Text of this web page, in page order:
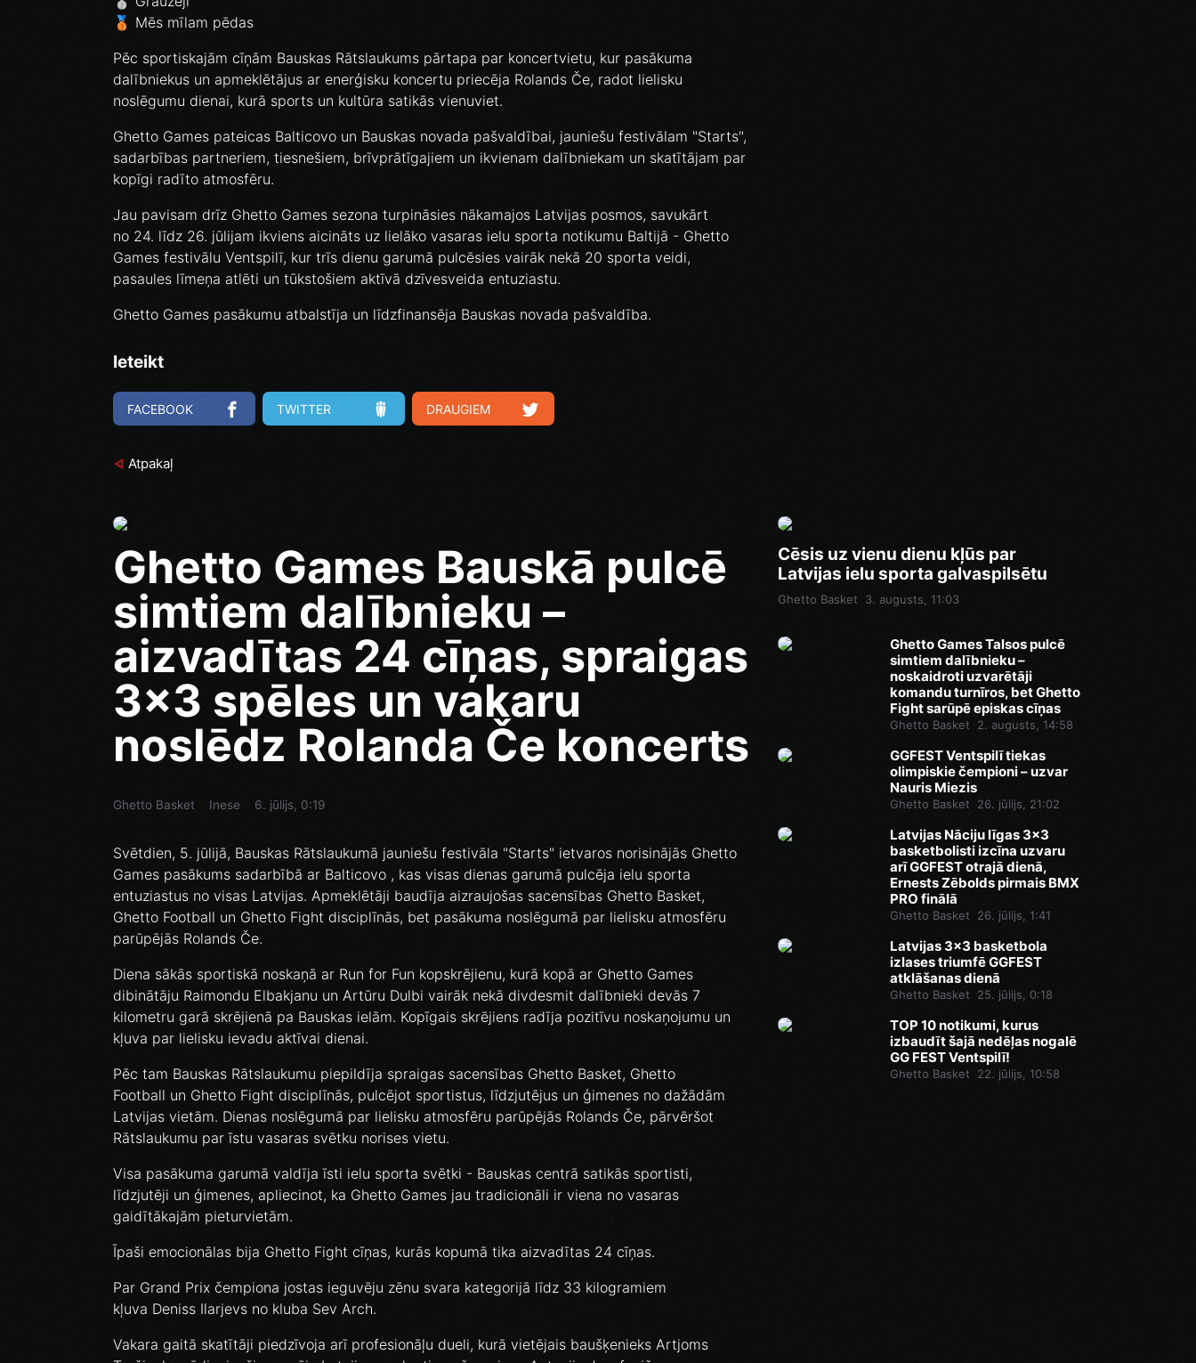
🥉 Mēs mīlam pēdas
Pēc sportiskajām cīņām Bauskas Rātslaukums pārtapa par koncertvietu, kur pasākuma
dalībniekus un apmeklētājus ar enerģisku koncertu priecēja Rolands Če, radot lielisku
noslēgumu dienai, kurā sports un kultūra satikās vienuviet.
Ghetto Games pateicas Balticovo un Bauskas novada pašvaldībai, jauniešu festivālam "Starts",
sadarbības partneriem, tiesnešiem, brīvprātīgajiem un ikvienam dalībniekam un skatītājam par
kopīgi radīto atmosfēru.
Jau pavisam drīz Ghetto Games sezona turpināsies nākamajos Latvijas posmos, savukārt
no 24. līdz 26. jūlijam ikviens aicināts uz lielāko vasaras ielu sporta notikumu Baltijā - Ghetto
Games festivālu Ventspilī, kur trīs dienu garumā pulcēsies vairāk nekā 20 sporta veidi,
pasaules līmeņa atlēti un tūkstošiem aktīvā dzīvesveida entuziastu.
Ghetto Games pasākumu atbalstīja un līdzfinansēja Bauskas novada pašvaldība.
Ieteikt
FACEBOOK TWITTER DRAUGIEM
Atpakaļ
Ghetto Games Bauskā pulcē
simtiem dalībnieku –
aizvadītas 24 cīņas, spraigas
3x3 spēles un vakaru
noslēdz Rolanda Če koncerts
Ghetto Basket Inese 6. jūlijs, 0:19
Svētdien, 5. jūlijā, Bauskas Rātslaukumā jauniešu festivāla "Starts" ietvaros norisinājās Ghetto
Games pasākums sadarbībā ar Balticovo , kas visas dienas garumā pulcēja ielu sporta
entuziastus no visas Latvijas. Apmeklētāji baudīja aizraujošas sacensības Ghetto Basket,
Ghetto Football un Ghetto Fight disciplīnās, bet pasākuma noslēgumā par lielisku atmosfēru
parūpējās Rolands Če.
Diena sākās sportiskā noskaņā ar Run for Fun kopskrējienu, kurā kopā ar Ghetto Games
dibinātāju Raimondu Elbakjanu un Artūru Dulbi vairāk nekā divdesmit dalībnieki devās 7
kilometru garā skrējienā pa Bauskas ielām. Kopīgais skrējiens radīja pozitīvu noskaņojumu un
kļuva par lielisku ievadu aktīvai dienai.
Pēc tam Bauskas Rātslaukumu piepildīja spraigas sacensības Ghetto Basket, Ghetto
Football un Ghetto Fight disciplīnās, pulcējot sportistus, līdzjutējus un ģimenes no dažādām
Latvijas vietām. Dienas noslēgumā par lielisku atmosfēru parūpējās Rolands Če, pārvēršot
Rātslaukumu par īstu vasaras svētku norises vietu.
Visa pasākuma garumā valdīja īsti ielu sporta svētki - Bauskas centrā satikās sportisti,
līdzjutēji un ģimenes, apliecinot, ka Ghetto Games jau tradicionāli ir viena no vasaras
gaidītākajām pieturvietām.
Īpaši emocionālas bija Ghetto Fight cīņas, kurās kopumā tika aizvadītas 24 cīņas.
Par Grand Prix čempiona jostas ieguvēju zēnu svara kategorijā līdz 33 kilogramiem
kļuva Deniss Ilarjevs no kluba Sev Arch.
Vakara gaitā skatītāji piedzīvoja arī profesionāļu dueli, kurā vietējais baušķenieks Artjoms
Cēsis uz vienu dienu kļūs par
Latvijas ielu sporta galvaspilsētu
Ghetto Basket 3. augusts, 11:03
Ghetto Games Talsos pulcē
simtiem dalībnieku –
noskaidroti uzvarētāji
komandu turnīros, bet Ghetto
Fight sarūpē episkas cīņas
Ghetto Basket 2. augusts, 14:58
GGFEST Ventspilī tiekas
olimpiskie čempioni – uzvar
Nauris Miezis
Ghetto Basket 26. jūlijs, 21:02
Latvijas Nāciju līgas 3x3
basketbolisti izcīna uzvaru
arī GGFEST otrajā dienā,
Ernests Zēbolds pirmais BMX
PRO finālā
Ghetto Basket 26. jūlijs, 1:41
Latvijas 3x3 basketbola
izlases triumfē GGFEST
atklāšanas dienā
Ghetto Basket 25. jūlijs, 0:18
TOP 10 notikumi, kurus
izbaudīt šajā nedēļas nogalē
GG FEST Ventspilī!
Ghetto Basket 22. jūlijs, 10:58